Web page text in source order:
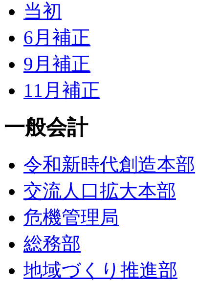
当初
6月補正
9月補正
11月補正
一般会計
令和新時代創造本部
交流人口拡大本部
危機管理局
総務部
地域づくり推進部